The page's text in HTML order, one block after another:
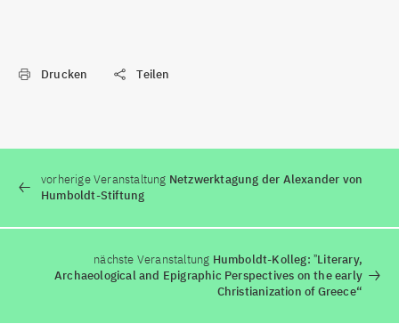
Drucken Teilen
vorherige Veranstaltung Netzwerktagung der Alexander von
Humboldt-Stiftung
nächste Veranstaltung Humboldt-Kolleg: ˮLiterary,
Archaeological and Epigraphic Perspectives on the early
Christianization of Greece“